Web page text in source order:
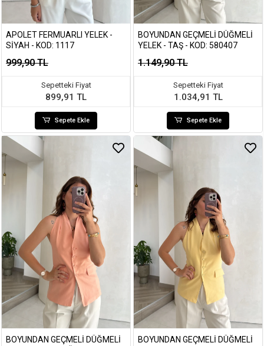
APOLET FERMUARLI YELEK -
SIYAH - KOD: 1117
999,90 TL
Sepetteki Fiyat
899,91 TL
Sepete Ekle
BOYUNDAN GEÇMELI DÜĞMELI
YELEK - TAŞ - KOD: 580407
1.149,90 TL
Sepetteki Fiyat
1.034,91 TL
Sepete Ekle
BOYUNDAN GEÇMELI DÜĞMELI
BOYUNDAN GEÇMELI DÜĞMELI